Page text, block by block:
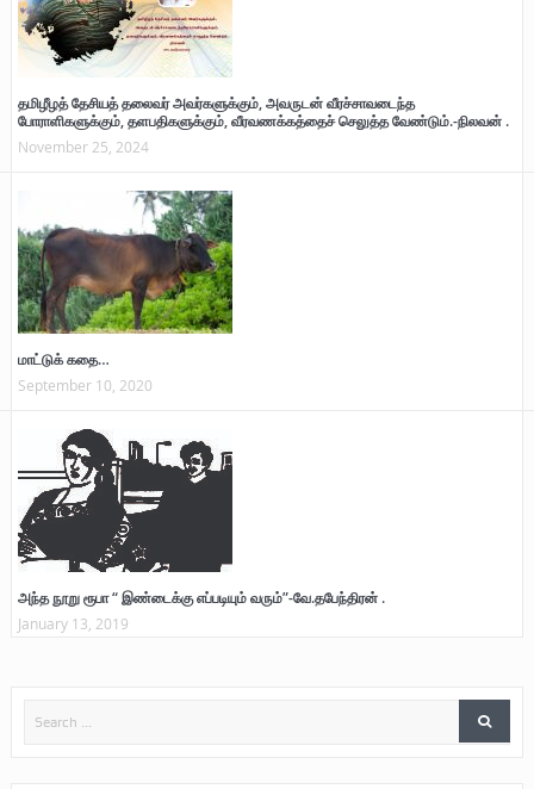
தமிழீழத் தேசியத் தலைவர் அவர்களுக்கும், அவருடன் வீரச்சாவடைந்த
போராளிகளுக்கும், தளபதிகளுக்கும், வீரவணக்கத்தைச் செலுத்த வேண்டும்.-நிலவன் .
November 25, 2024
மாட்டுக் கதை…
September 10, 2020
அந்த நூறு ரூபா “ இண்டைக்கு எப்படியும் வரும்”-வே.தபேந்திரன் .
January 13, 2019